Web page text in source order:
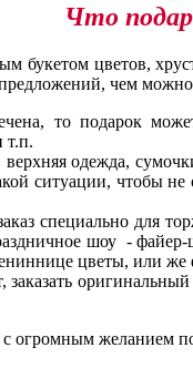
Что
букетом цветов,
чем
то подарок
т.п.
одежда,
ситуации, чтобы
специально для
шоу -
цветы, или
с огромным желанием